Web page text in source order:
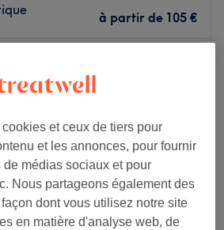
à partir de 105 €
11:00–20:00
11:00–20:00
10:00–20:00
11:00–20:00
11:00–20:00
et ceux de tiers pour
et les annonces, pour fournir
médias sociaux et pour
Nous partageons également des
dont vous utilisez notre site
en matière d'analyse web, de